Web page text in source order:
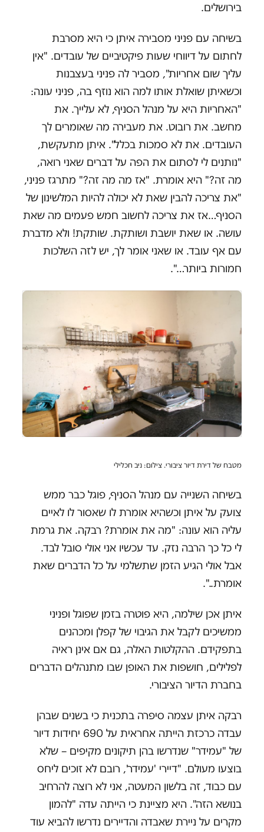
בירושלים.
בשיחה עם פניני מסבירה איתן כי היא מסרבת
לחתום על דיווחי שעות פיקטיביים של עובדים. "אין
עליך שום אחריות", מסביר לה פניני בעצבנות
וכשאיתן שואלת אותו למה הוא נוזף בה, פניני עונה:
"האחריות היא על מנהל הסניף, לא עלייך. את
מחשב. את רובוט. את מעבירה מה שאומרים לך
העובדים. את לא סמכות בכלל". איתן מתעקשת,
"נותנים לי לסתום את הפה על דברים שאני רואה,
מה זה?" היא אומרת. "אז מה מה זה?" מתרגז פניני,
"את צריכה להבין שאת לא יכולה להיות המלשינון של
הסניף…אז את צריכה לחשוב חמש פעמים מה שאת
עושה. או שאת יושבת ושותקת. שותקת! ולא מדברת
עם אף עובד. או שאני אומר לך, יש לזה השלכות
חמורות ביותר…".
מטבח של דירת דיור ציבורי. צילום: ניב חכלילי
בשיחה השנייה עם מנהל הסניף, פוגל כבר ממש
צועק על איתן וכשהיא אומרת לו שאסור לו לאיים
עליה הוא עונה: "מה את אומרת? רבקה. את גרמת
לי כל כך הרבה נזק. עד עכשיו אני אולי סובל לבד.
אבל אולי הגיע הזמן שתשלמי על כל הדברים שאת
אומרת..".
איתן אכן שילמה, היא פוטרה בזמן שפוגל ופניני
ממשיכים לקבל את הגיבוי של קפלן ומכהנים
בתפקידם. ההקלטות האלה, גם אם אינן ראיה
לפלילים, חושפות את האופן שבו מתנהלים הדברים
בחברת הדיור הציבורי.
רבקה איתן עצמה סיפרה בתכנית כי בשנים שבהן
עבדה כרכזת הייתה אחראית על 690 יחידות דיור
של "עמידר" שנדרשו בהן תיקונים מקיפים – שלא
בוצעו מעולם. "דיירי 'עמידר', רובם לא זוכים ליחס
עם כבוד, זה בלשון המעטה, אני לא רוצה להרחיב
בנושא הזה". היא מציינת כי הייתה עדה "להמון
מקרים על ניירת שאבדה והדיירים נדרשו להביא עוד